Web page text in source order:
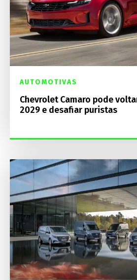
AUTOMOTIVAS
Chevrolet Camaro pode
2029 e desafiar puristas